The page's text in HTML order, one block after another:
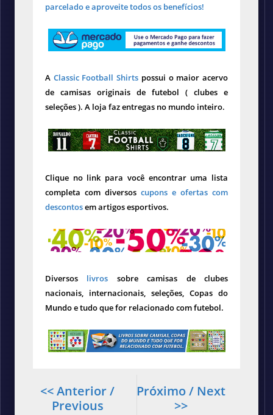
parcelado e aproveite todos os benefícios!
A Classic Football Shirts possui o maior acervo
de camisas originais de futebol ( clubes e
seleções ). A loja faz entregas no mundo inteiro.
Clique no link para você encontrar uma lista
completa com diversos cupons e ofertas com
descontosem artigos esportivos.
Diversos livros sobre camisas de clubes
nacionais, internacionais, seleções, Copas do
Mundo e tudo que for relacionado com futebol.
Próximo / Next
>>
<< Anterior /
Previous